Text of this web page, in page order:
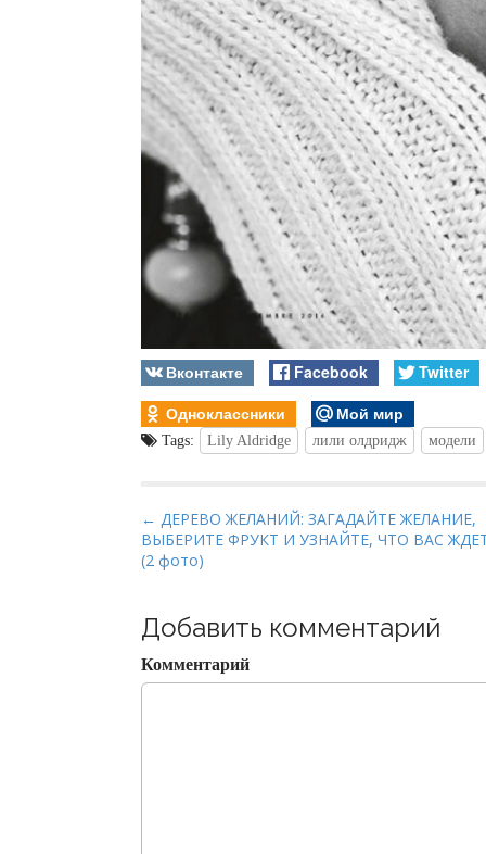
Вконтакте Facebook
Twitter
Одноклассники
Мой мир
Tags: Lily Aldridge лили олдридж модели
P
o
s
n
a
v
← ДЕРЕВО ЖЕЛАНИЙ: ЗАГАДАЙТЕ ЖЕЛАНИЕ,
ВЫБЕРИТЕ ФРУКТ И УЗНАЙТЕ, ЧТО ВАС
(2 фото)
Добавить комментарий
Комментарий